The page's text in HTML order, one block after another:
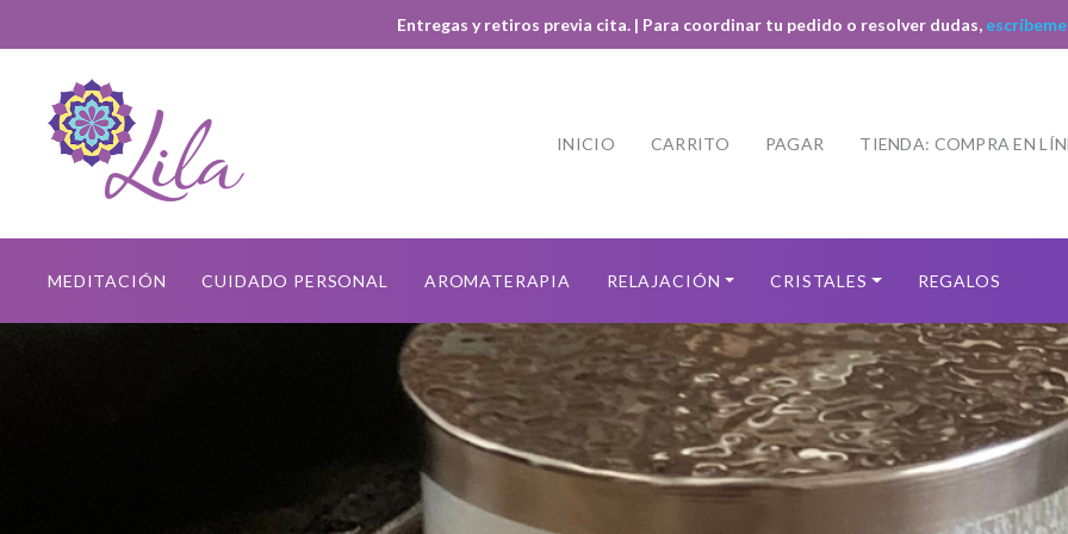
Entregas y retiros previa cita. | Para coordinar tu pedido o resolver dudas,
INICIO CARRITO PAGAR TIENDA: COMPRA EN
MEDITACIÓN CUIDADO PERSONAL AROMATERAPIA RELAJACIÓN CRISTALES REGALOS